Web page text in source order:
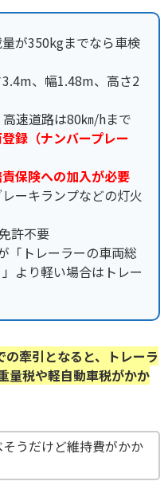
が350kgまでなら車検
、幅1.48m、高さ2
速道路は80㎞/hまで
録（ナンバープレー
保険への加入が必要
ーキランプなどの灯火
許不要
「トレーラーの車両総
より軽い場合はトレー
牽引となると、トレーラ
量税や軽自動車税がかか
うだけど維持費がかか